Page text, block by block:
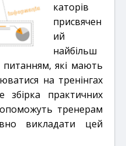
каторів
присвячен
ий
найбільш
які мають
на тренінгах
збірка практичних
тренерам
викладати цей